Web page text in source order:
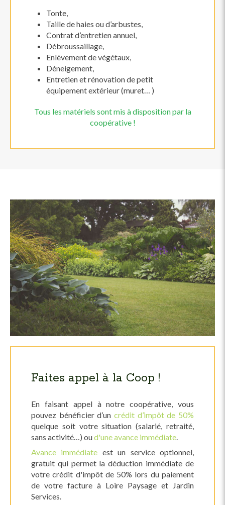
Tonte,
Taille de haies ou d’arbustes,
Contrat d’entretien annuel,
Débroussaillage,
Enlèvement de végétaux,
Déneigement,
Entretien et rénovation de petit
équipement extérieur (muret… )
Tous les matériels sont mis à disposition par la
coopérative !
Faites appel à la Coop !
En faisant appel à notre coopérative, vous
pouvez bénéficier d’un crédit d’impôt de 50%
quelque soit votre situation (salarié, retraité,
sans activité…) oud'une avance immédiate.
Avance immédiate est un service optionnel,
gratuit qui permet la déduction immédiate de
votre crédit d'impôt de 50% lors du paiement
de votre facture à Loire Paysage et Jardin
Services.